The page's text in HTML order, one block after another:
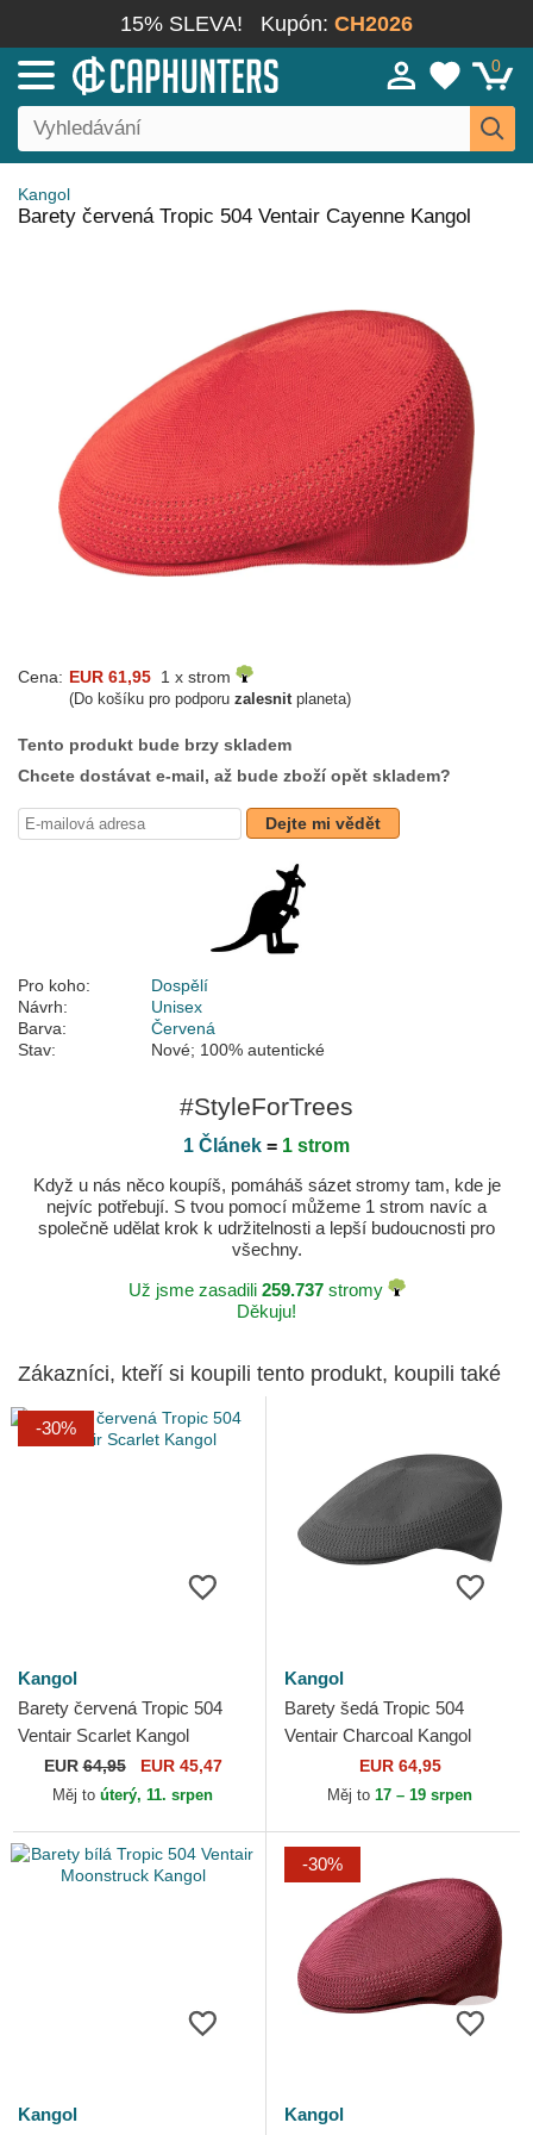
15% SLEVA! Kupón: CH2026
0
Kangol
Barety červená Tropic 504 Ventair Cayenne Kangol
Cena: EUR 61,95 1 x strom
(Do košíku pro podporu zalesnitplaneta)
Tento produkt bude brzy skladem
Chcete dostávat e-mail, až bude zboží opět skladem?
Dejte mi vědět
Pro koho:
Dospělí
Návrh:
Unisex
Barva:
Červená
Stav:
Nové; 100% autentické
#StyleForTrees
1 Článek = 1 strom
Když u nás něco koupíš, pomáháš sázet stromy tam, kde je
nejvíc potřebují. S tvou pomocí můžeme 1 strom navíc a
společně udělat krok k udržitelnosti a lepší budoucnosti pro
všechny.
Už jsme zasadili 259.737stromy
Děkuju!
Zákazníci, kteří si koupili tento produkt, koupili také
-30%
Kangol
Barety červená Tropic 504
Ventair Scarlet Kangol
EUR64,95 EUR 45,47
Měj to úterý, 11. srpen
Kangol
Barety šedá Tropic 504
Ventair Charcoal Kangol
EUR 64,95
Měj to 17 – 19 srpen
Kangol
-30%
Kangol